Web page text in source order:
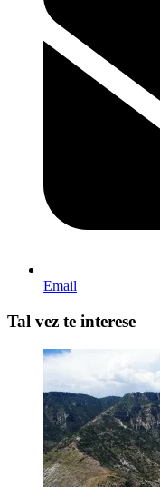
Email
Tal vez te interese